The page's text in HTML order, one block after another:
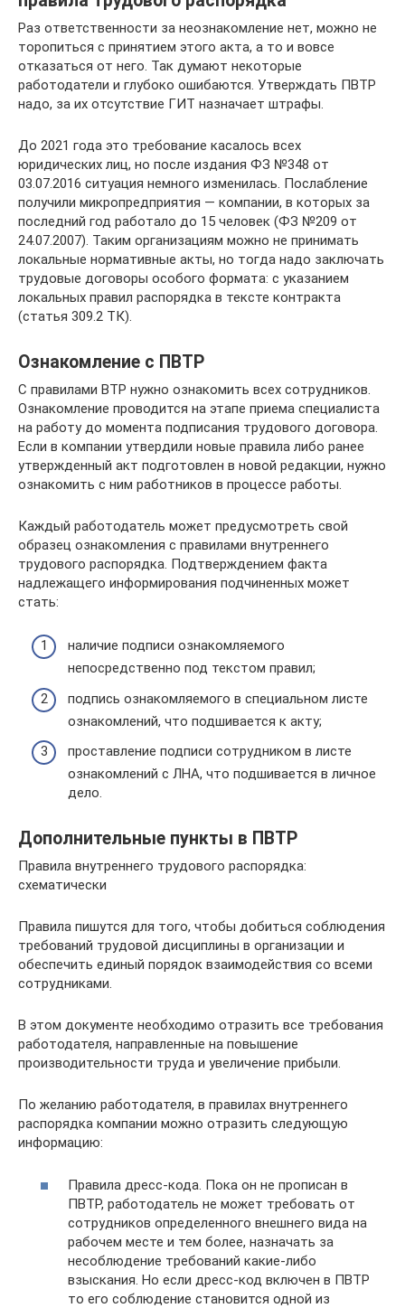
Раз ответственности за неознакомление нет, можно не
торопиться с принятием этого акта, а то и вовсе
отказаться от него. Так думают некоторые
работодатели и глубоко ошибаются. Утверждать ПВТР
надо, за их отсутствие ГИТ назначает штрафы.
До 2021 года это требование касалось всех
юридических лиц, но после издания ФЗ №348 от
03.07.2016 ситуация немного изменилась. Послабление
получили микропредприятия — компании, в которых за
последний год работало до 15 человек (ФЗ №209 от
24.07.2007). Таким организациям можно не принимать
локальные нормативные акты, но тогда надо заключать
трудовые договоры особого формата: с указанием
локальных правил распорядка в тексте контракта
(статья 309.2 ТК).
Ознакомление с ПВТР
С правилами ВТР нужно ознакомить всех сотрудников.
Ознакомление проводится на этапе приема специалиста
на работу до момента подписания трудового договора.
Если в компании утвердили новые правила либо ранее
утвержденный акт подготовлен в новой редакции, нужно
ознакомить с ним работников в процессе работы.
Каждый работодатель может предусмотреть свой
образец ознакомления с правилами внутреннего
трудового распорядка. Подтверждением факта
надлежащего информирования подчиненных может
стать:
наличие подписи ознакомляемого
непосредственно под текстом правил;
подпись ознакомляемого в специальном листе
ознакомлений, что подшивается к акту;
проставление подписи сотрудником в листе
ознакомлений с ЛНА, что подшивается в личное
дело.
Дополнительные пункты в ПВТР
Правила внутреннего трудового распорядка:
схематически
Правила пишутся для того, чтобы добиться соблюдения
требований трудовой дисциплины в организации и
обеспечить единый порядок взаимодействия со всеми
сотрудниками.
В этом документе необходимо отразить все требования
работодателя, направленные на повышение
производительности труда и увеличение прибыли.
По желанию работодателя, в правилах внутреннего
распорядка компании можно отразить следующую
информацию:
Правила дресс-кода. Пока он не прописан в
ПВТР, работодатель не может требовать от
сотрудников определенного внешнего вида на
рабочем месте и тем более, назначать за
несоблюдение требований какие-либо
взыскания. Но если дресс-код включен в ПВТР
то его соблюдение становится одной из